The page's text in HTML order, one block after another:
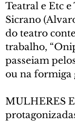
Teatral e Etc e
Sicrano
do teatro
trabalho,
passeiam
ou na formiga
MULHERES